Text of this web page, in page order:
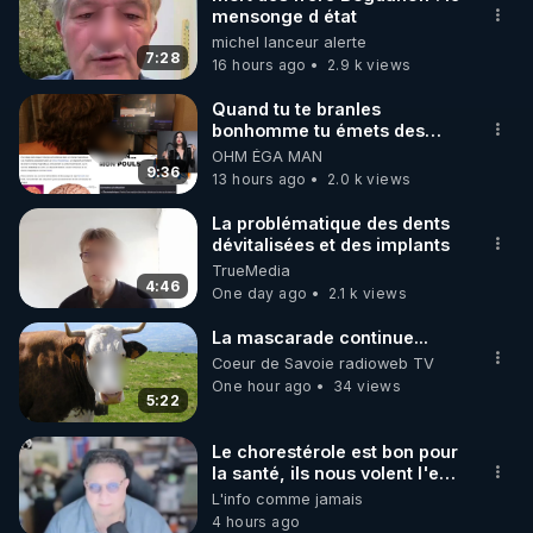
🌱 INSTAGRAM
https://www.instagram.com/rdlr_thierrycasasnovas/
http://rgnr.li/instagram
🌱 LA NEWSLETTER
Pour ne pas rater l’actualité RGNR (stages,
http://rgnr.li/news
🌱 VIDÉOS NON CENSURÉES SUR ODYSEE
Toutes les vidéos Youtube sont aussi sur la
http://rgnr.li/odysee
🌱 LES STAGES EN PRÉSENTIEL
http://rgnr.li/stages
7:28
mensonge d état
michel lanceur alerte
16 hours ago
2.9 k views
9:36
Quand tu te branles
bonhomme tu émets des
ondes ils ont juste omis de
t'expliquer
OHM ÉGA MAN
13 hours ago
2.0 k views
4:46
La problématique des dents
dévitalisées et des implants
TrueMedia
One day ago
2.1 k views
5:22
La mascarade continue...
Coeur de Savoie radioweb TV
One hour ago
34 views
Le chorestérole est bon pour
la santé, ils nous volent l'eau
! 😒🤢😡
https://odysee.com/@anonyme:d3/
L'info comme jamais
4 hours ago